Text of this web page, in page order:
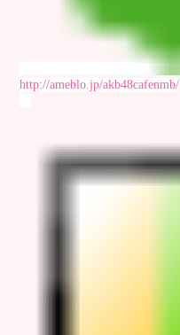
http://ameblo.jp/akb48cafenmb/